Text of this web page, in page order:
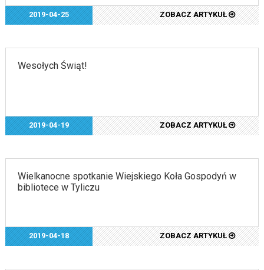
2019-04-25 ZOBACZ ARTYKUŁ
Wesołych Świąt!
2019-04-19 ZOBACZ ARTYKUŁ
Wielkanocne spotkanie Wiejskiego Koła Gospodyń w
bibliotece w Tyliczu
2019-04-18 ZOBACZ ARTYKUŁ